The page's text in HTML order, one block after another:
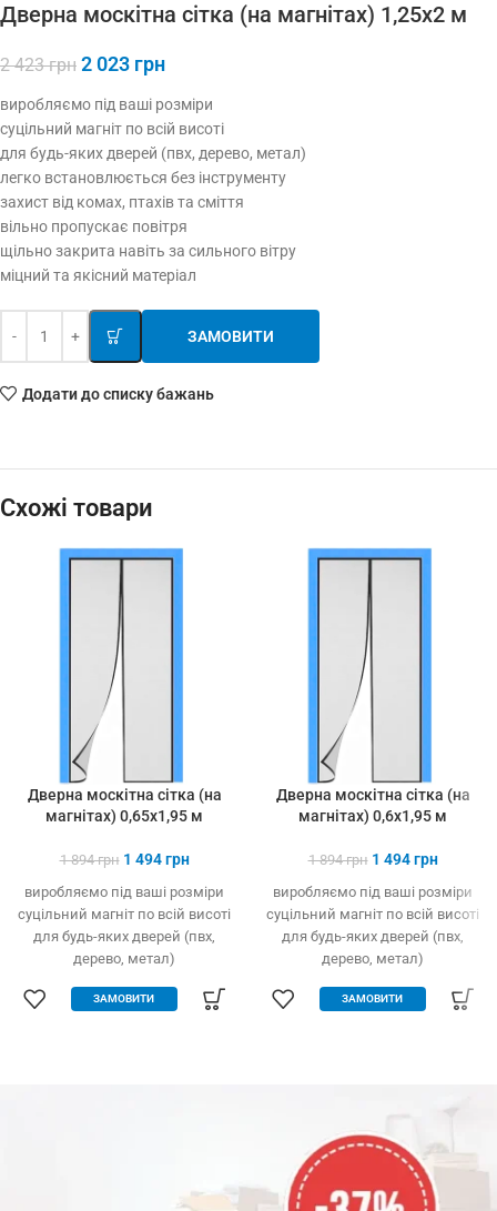
Дверна москітна сітка (на магнітах) 1,25х2 м
2 423грн 2 023 грн
виробляємо під ваші розміри
суцільний магніт по всій висоті
для будь-яких дверей (пвх, дерево, метал)
легко встановлюється без інструменту
захист від комах, птахів та сміття
вільно пропускає повітря
щільно закрита навіть за сильного вітру
міцний та якісний матеріал
ЗАМОВИТИ
Додати до списку бажань
Схожі товари
Дверна москітна сітка (на
магнітах) 0,65х1,95 м
1 894грн 1 494грн
виробляємо під ваші розміри
суцільний магніт по всій висоті
для будь-яких дверей (пвх,
дерево, метал)
інструменту
ЗАМОВИТИ
Дверна москітна сітка (на
магнітах) 0,6х1,95 м
1 894грн 1 494грн
виробляємо під ваші розміри
суцільний магніт по всій висоті
для будь-яких дверей (пвх,
дерево, метал)
інструменту
міцний та якісний матеріал
ЗАМОВИТИ